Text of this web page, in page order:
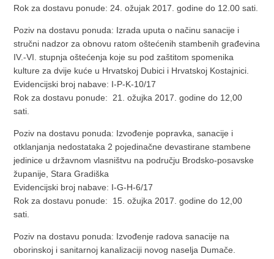
Rok za dostavu ponude: 24. ožujak 2017. godine do 12.00 sati.
Poziv na dostavu ponuda: Izrada uputa o načinu sanacije i
stručni nadzor za obnovu ratom oštećenih stambenih građevina
IV.-VI. stupnja oštećenja koje su pod zaštitom spomenika
kulture za dvije kuće u Hrvatskoj Dubici i Hrvatskoj Kostajnici.
Evidencijski broj nabave: I-P-K-10/17
Rok za dostavu ponude: 21. ožujka 2017. godine do 12,00
sati.
Poziv na dostavu ponuda: Izvođenje popravka, sanacije i
otklanjanja nedostataka 2 pojedinačne devastirane stambene
jedinice u državnom vlasništvu na području Brodsko-posavske
županije, Stara Gradiška
Evidencijski broj nabave: I-G-H-6/17
Rok za dostavu ponude: 15. ožujka 2017. godine do 12,00
sati.
Poziv na dostavu ponuda: Izvođenje radova sanacije na
oborinskoj i sanitarnoj kanalizaciji novog naselja Dumače.